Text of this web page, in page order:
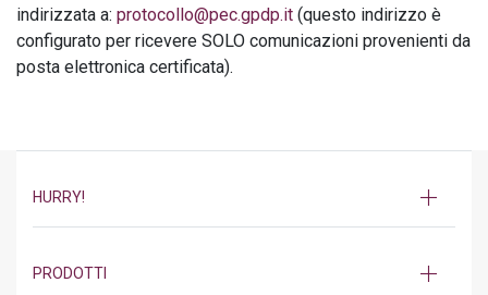
indirizzata a: protocollo@pec.gpdp.it (questo indirizzo è
configurato per ricevere SOLO comunicazioni provenienti da
posta elettronica certificata).
HURRY!
PRODOTTI